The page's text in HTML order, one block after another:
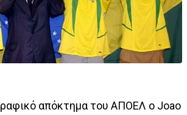
απόκτημα του ΑΠΟΕΛ ο Joao